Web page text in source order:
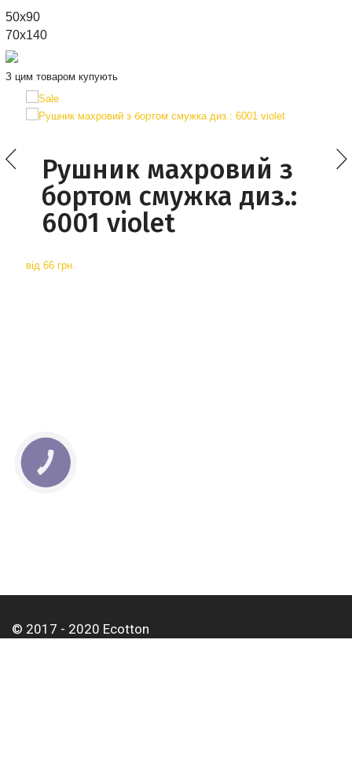
50x90
70х140
З цим товаром купують
Рушник махровий з
бортом смужка диз.:
6001 violet
від 66 грн.
© 2017 - 2020 Ecotton
КНОПКА
СВЯЗИ